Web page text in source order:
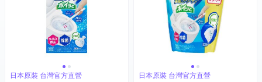
日本原裝 台灣官方直營 日本原裝 台灣官方直營